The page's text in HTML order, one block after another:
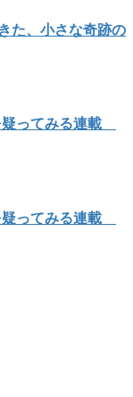
た、小さな奇跡の
疑ってみる連載
疑ってみる連載